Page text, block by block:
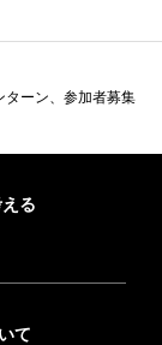
ターン、参加者募集
る
て